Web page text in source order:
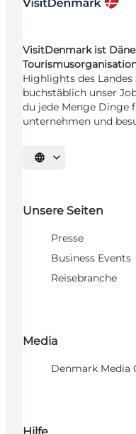
VisitDenmark ist
Highlights des
buchstäblich unser
du jede Menge Dinge
unternehmen und
Sprache auswählen
Unsere Seiten
Presse
Business Events
Reisebranche
Media
Denmark Media